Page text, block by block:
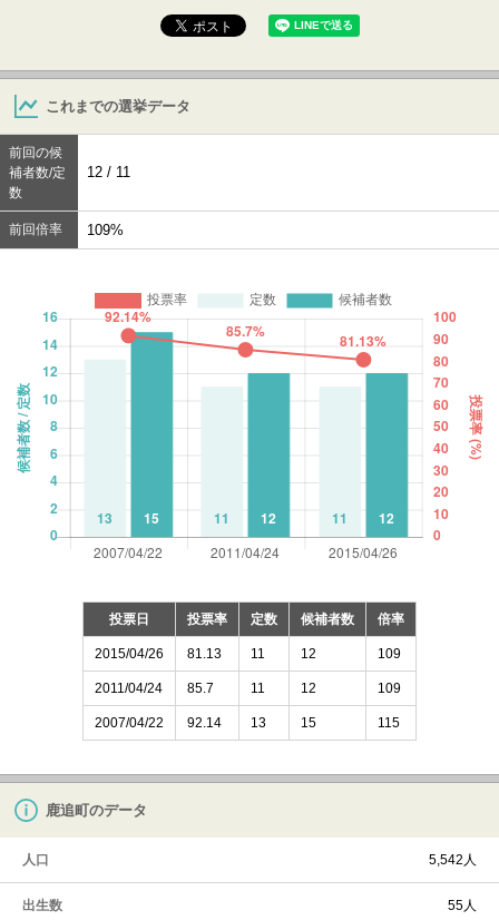
これまでの選挙データ
前回の候
補者数/定
数
12 / 11
前回倍率 109%
投票日 投票率 定数 候補者数 倍率
2015/04/26 81.13 11 12 109
2011/04/24 85.7 11 12 109
2007/04/22 92.14 13 15 115
鹿追町のデータ
人口 5,542人
出生数 55人